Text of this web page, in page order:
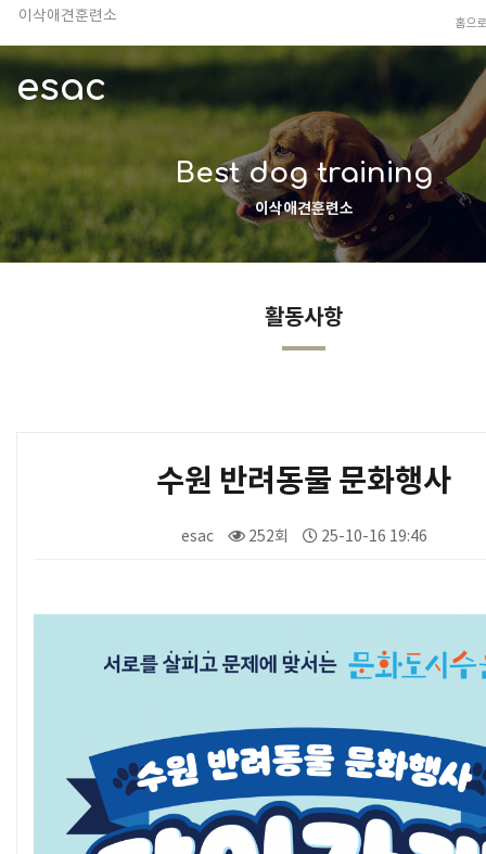
안전하고 행복한 펫티켓 선도!
경기도 화성시 봉담읍 위치
이찬종, 이웅종 소장 소개
홈으로
esac
Best dog training
이삭애견훈련소
활동사항
수원 반려동물 문화행사
esac 252회 25-10-16 19:46
본문